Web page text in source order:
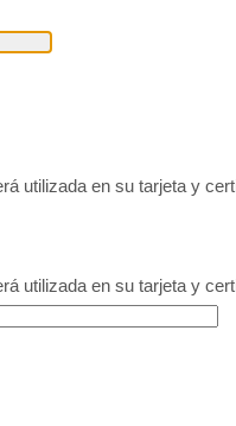
utilizada en su tarjeta y
utilizada en su tarjeta y